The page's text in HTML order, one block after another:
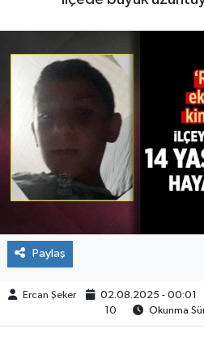
Paylaş
Ercan Şeker 02.08.2025 - 00:01
10
Okunma
ÇEVRE
İLÇELER
RESMİ İLANLAR
KÜLTÜR
MAGAZİN